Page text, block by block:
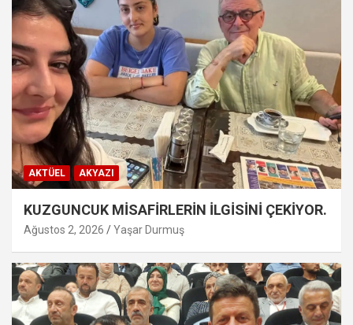
AKTÜEL AKYAZI
KUZGUNCUK MİSAFİRLERİN İLGİSİNİ ÇEKİYOR.
Ağustos 2, 2026 Yaşar Durmuş